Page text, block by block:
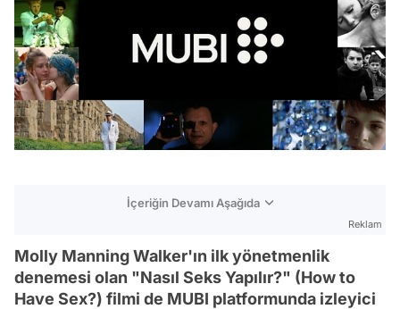
İçeriğin Devamı Aşağıda
Reklam
Molly Manning Walker'ın ilk yönetmenlik
denemesi olan "Nasıl Seks Yapılır?" (How to
Have Sex?) filmi de MUBI platformunda izleyici